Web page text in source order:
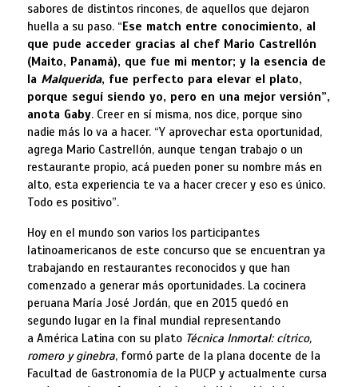
sabores de distintos rincones, de aquellos que dejaron
huella a su paso. “Ese match entre conocimiento, al
que pude acceder gracias al chef Mario Castrellón
(Maito, Panamá), que fue mi mentor; y la esencia de
la Malquerida, fue perfecto para elevar el plato,
porque seguí siendo yo, pero en una mejor versión”,
anota Gaby. Creer en sí misma, nos dice, porque sino
nadie más lo va a hacer. “Y aprovechar esta oportunidad,
agrega Mario Castrellón, aunque tengan trabajo o un
restaurante propio, acá pueden poner su nombre más en
alto, esta experiencia te va a hacer crecer y eso es único.
Todo es positivo”.
Hoy en el mundo son varios los participantes
latinoamericanos de este concurso que se encuentran ya
trabajando en restaurantes reconocidos y que han
comenzado a generar más oportunidades. La cocinera
peruana María José Jordán, que en 2015 quedó en
segundo lugar en la final mundial representando
a América Latina con su plato Técnica Inmortal: cítrico,
romero y ginebra, formó parte de la plana docente de la
Facultad de Gastronomía de la PUCP y actualmente cursa